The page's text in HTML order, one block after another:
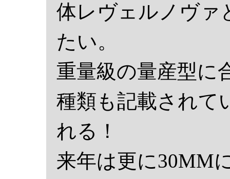
体レヴェルノヴァ
たい。
重量級の量産型
種類も記載されて
れる！
来年は更に30MM